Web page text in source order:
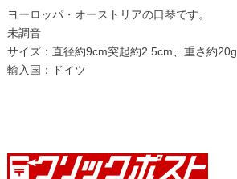
ヨーロッパ・オーストリアの口琴です。
未調音
サイズ：直径約9cm突起約2.5cm、重さ約20g
輸入国：ドイツ